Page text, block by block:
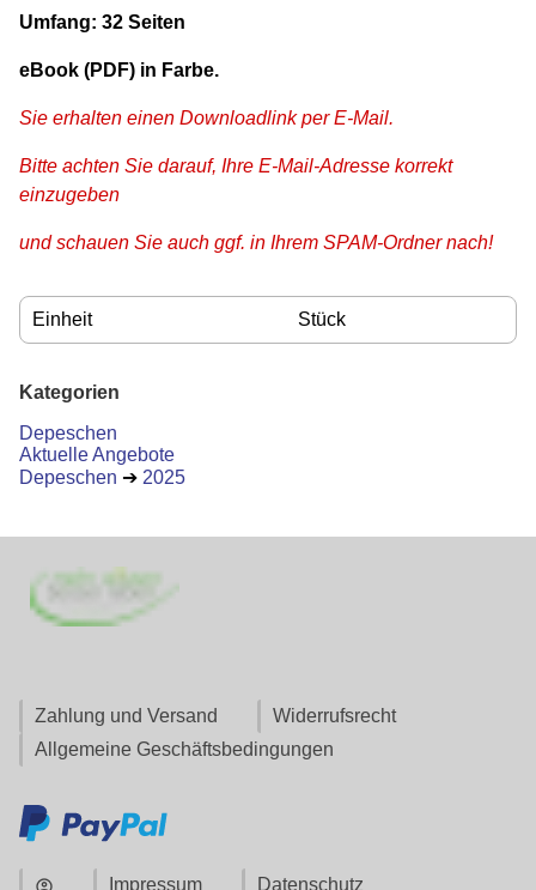
Umfang: 32 Seiten
eBook (PDF) in Farbe.
Sie erhalten einen Downloadlink per E-Mail.
Bitte achten Sie darauf, Ihre E-Mail-Adresse korrekt
einzugeben
und schauen Sie auch ggf. in Ihrem SPAM-Ordner nach!
Einheit Stück
Kategorien
Depeschen
Aktuelle Angebote
Depeschen ➔ 2025
Zahlung und Versand
Widerrufsrecht
Allgemeine Geschäftsbedingungen
account_circle Impressum Datenschutz